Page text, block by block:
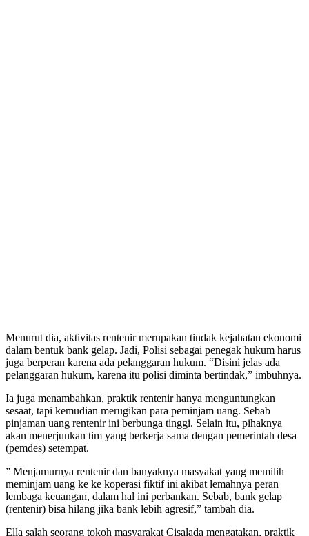
Menurut dia, aktivitas rentenir merupakan tindak kejahatan ekonomi
dalam bentuk bank gelap. Jadi, Polisi sebagai penegak hukum harus
juga berperan karena ada pelanggaran hukum. “Disini jelas ada
pelanggaran hukum, karena itu polisi diminta bertindak,” imbuhnya.
Ia juga menambahkan, praktik rentenir hanya menguntungkan
sesaat, tapi kemudian merugikan para peminjam uang. Sebab
pinjaman uang rentenir ini berbunga tinggi. Selain itu, pihaknya
akan menerjunkan tim yang berkerja sama dengan pemerintah desa
(pemdes) setempat.
” Menjamurnya rentenir dan banyaknya masyakat yang memilih
meminjam uang ke ke koperasi fiktif ini akibat lemahnya peran
lembaga keuangan, dalam hal ini perbankan. Sebab, bank gelap
(rentenir) bisa hilang jika bank lebih agresif,” tambah dia.
Ella salah seorang tokoh masyarakat Cisalada mengatakan, praktik